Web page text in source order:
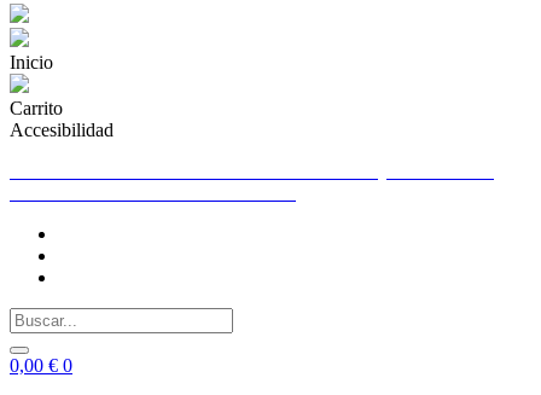
Inicio
Carrito
Accesibilidad
0,00 € 0